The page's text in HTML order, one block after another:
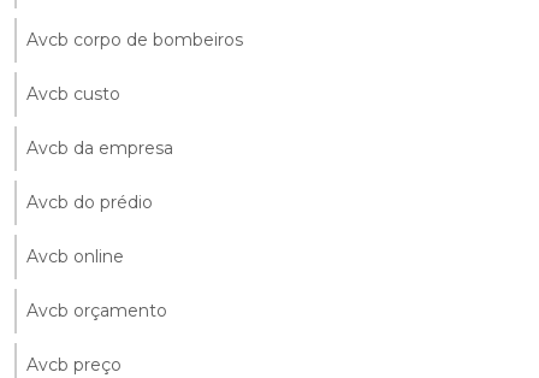
Avcb corpo de bombeiros
Avcb custo
Avcb da empresa
Avcb do prédio
Avcb online
Avcb orçamento
Avcb preço